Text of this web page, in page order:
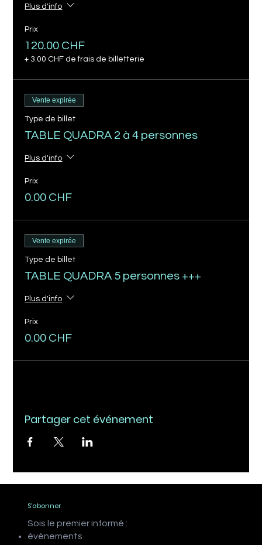
Plus d'info
Prix
120.00 CHF
+ 3.00 CHF de frais de billetterie
Vente expirée
Type de billet
TABLE QUADRA 2 à 4 personnes
Plus d'info
Prix
0.00 CHF
Vente expirée
Type de billet
TABLE QUADRA 5 personnes +++
Plus d'info
Prix
0.00 CHF
Partager cet événement
S'abonner
Sois le premier informé :
évènements